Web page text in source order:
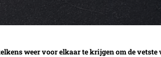
weer voor elkaar te krijgen om de